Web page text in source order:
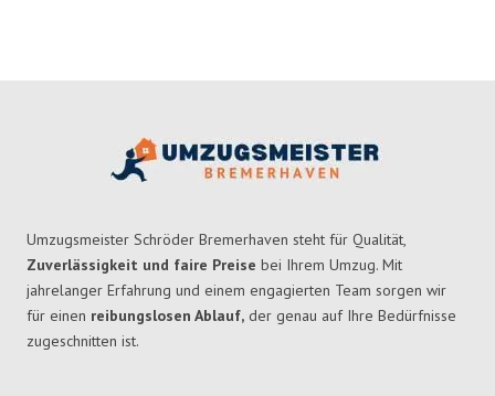
Umzugsmeister Schröder Bremerhaven steht für Qualität,
Zuverlässigkeit und faire Preise bei Ihrem Umzug. Mit
jahrelanger Erfahrung und einem engagierten Team sorgen wir
für einen reibungslosen Ablauf, der genau auf Ihre Bedürfnisse
zugeschnitten ist.